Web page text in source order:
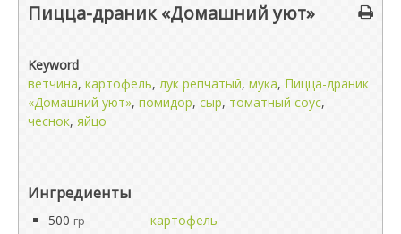
Пицца-драник «Домашний уют»
Keyword
ветчина, картофель, лук репчатый, мука, Пицца-драник
«Домашний уют», помидор, сыр, томатный соус,
чеснок, яйцо
Ингредиенты
500 гр
картофель